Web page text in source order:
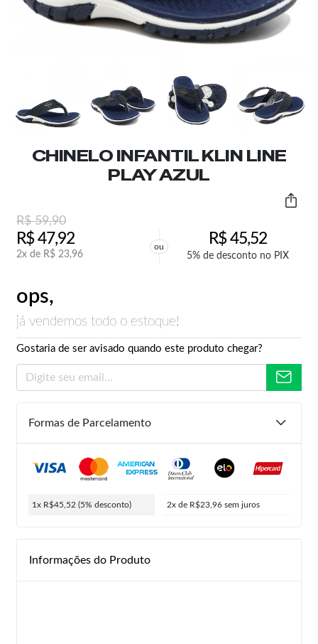
CHINELO INFANTIL KLIN LINE
PLAY AZUL
R$59,90
R$47,92
2x de R$ 23,96
ou R$45,52
5% de desconto no PIX
ops,
já vendemos todo o estoque!
Gostaria de ser avisado quando este produto chegar?
Formas de Parcelamento
1x R$45,52 (5% desconto) 2x de R$23,96 sem juros
Informações do Produto